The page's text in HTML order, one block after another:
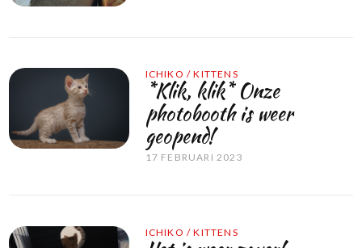
ICHIKO /KITTENS
*Klik, klik* Onze
photobooth is weer
geopend!
17 FEBRUARI 2023
ICHIKO /KITTENS